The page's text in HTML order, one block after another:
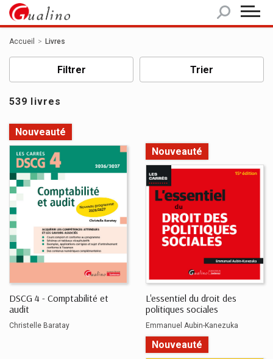
Accueil Livres
Filtrer Trier
539 livres
DSCG 4 - Comptabilité et
audit
Christelle Baratay
Nouveauté
L'essentiel du droit des
politiques sociales
Emmanuel Aubin-Kanezuka
Nouveauté
Nouveauté
Panneau de gestion des cookies